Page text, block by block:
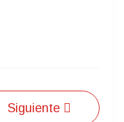
Siguiente